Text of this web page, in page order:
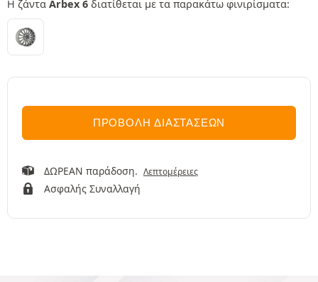
Η ζάντα Arbex 6 διατίθεται με τα παρακάτω φινιρίσματα:
ΠΡΟΒΟΛΉ ΔΙΑΣΤΆΣΕΩΝ
ΔΩΡΕΑΝ παράδοση. Λεπτομέρειες
Ασφαλής Συναλλαγή